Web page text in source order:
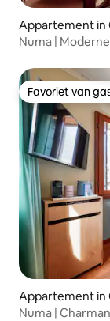
Appartement in
Numa |
Favoriet van
Favoriet van
Appartement in
Numa |